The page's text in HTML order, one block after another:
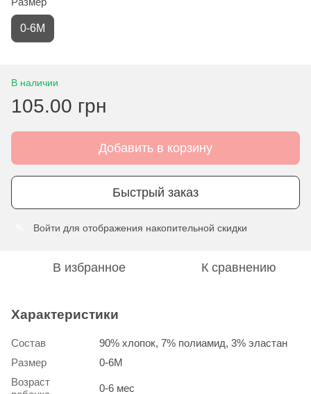
0-6М
В наличии
105.00 грн
Добавить в корзину
Быстрый заказ
Войти для отображения накопительной скидки
В избранное К сравнению
Характеристики
Состав
90% хлопок, 7% полиамид, 3% эластан
Размер
0-6М
Возраст
0-6 мес